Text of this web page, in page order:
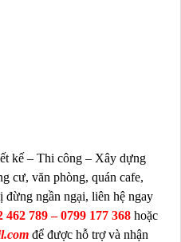
kế – Thi công – Xây dựng
cư, văn phòng, quán cafe,
ngần ngại, liên hệ ngay
462 789 – 0799 177 368 hoặc
để được hỗ trợ và nhận